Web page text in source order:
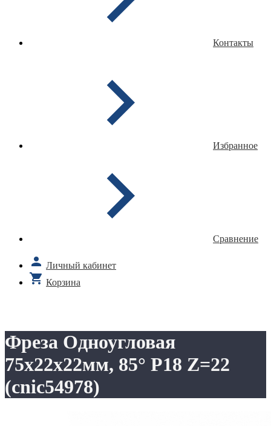
Контакты
Избранное
Сравнение
Личный кабинет
Корзина
Фреза Одноугловая
75х22х22мм, 85° Р18 Z=22
(cnic54978)